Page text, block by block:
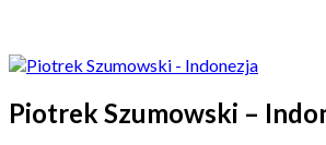
Piotrek Szumowski –